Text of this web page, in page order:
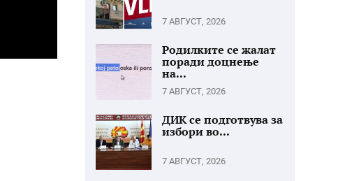
7 АВГУСТ, 2026
Родилките се жалат
поради доцнење
на...
7 АВГУСТ, 2026
ДИК се подготвува за
избори во...
7 АВГУСТ, 2026